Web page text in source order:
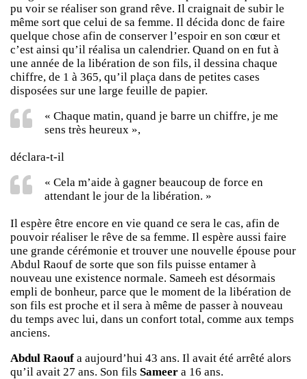
pu voir se réaliser son grand rêve. Il craignait de subir le
même sort que celui de sa femme. Il décida donc de faire
quelque chose afin de conserver l’espoir en son cœur et
c’est ainsi qu’il réalisa un calendrier. Quand on en fut à
une année de la libération de son fils, il dessina chaque
chiffre, de 1 à 365, qu’il plaça dans de petites cases
disposées sur une large feuille de papier.
« Chaque matin, quand je barre un chiffre, je me
sens très heureux »,
déclara-t-il
« Cela m’aide à gagner beaucoup de force en
attendant le jour de la libération. »
Il espère être encore en vie quand ce sera le cas, afin de
pouvoir réaliser le rêve de sa femme. Il espère aussi faire
une grande cérémonie et trouver une nouvelle épouse pour
Abdul Raouf de sorte que son fils puisse entamer à
nouveau une existence normale. Sameeh est désormais
empli de bonheur, parce que le moment de la libération de
son fils est proche et il sera à même de passer à nouveau
du temps avec lui, dans un confort total, comme aux temps
anciens.
Abdul Raouf a aujourd’hui 43 ans. Il avait été arrêté alors
qu’il avait 27 ans. Son fils Sameer a 16 ans.